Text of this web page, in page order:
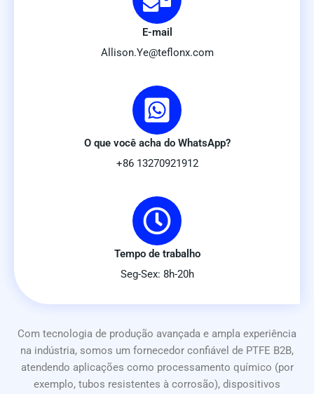
E-mail
Allison.Ye@teflonx.com
O que você acha do WhatsApp?
+86 13270921912
Tempo de trabalho
Seg-Sex: 8h-20h
Com tecnologia de produção avançada e ampla experiência
na indústria, somos um fornecedor confiável de PTFE B2B,
atendendo aplicações como processamento químico (por
exemplo, tubos resistentes à corrosão), dispositivos